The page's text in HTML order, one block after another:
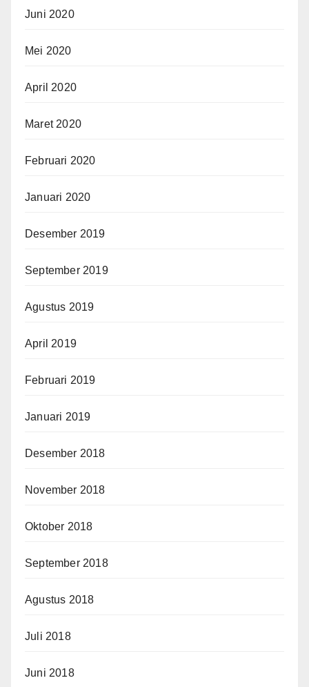
Juni 2020
Mei 2020
April 2020
Maret 2020
Februari 2020
Januari 2020
Desember 2019
September 2019
Agustus 2019
April 2019
Februari 2019
Januari 2019
Desember 2018
November 2018
Oktober 2018
September 2018
Agustus 2018
Juli 2018
Juni 2018